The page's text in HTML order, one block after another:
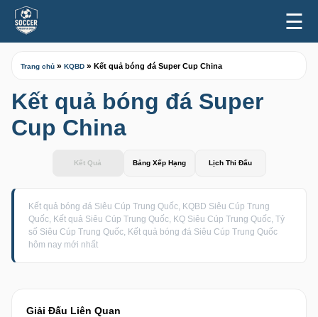
☰
Giải Đấu Liên Quan
Trang chủ » KQBD » Kết quả bóng đá Super Cup China
Kết quả bóng đá Super
Cup China
Kết Quả Bảng Xếp Hạng Lịch Thi Đấu
Kết quả bóng đá Siêu Cúp Trung Quốc, KQBD Siêu Cúp Trung
Quốc, Kết quả Siêu Cúp Trung Quốc, KQ Siêu Cúp Trung Quốc, Tỷ
số Siêu Cúp Trung Quốc, Kết quả bóng đá Siêu Cúp Trung Quốc
hôm nay mới nhất